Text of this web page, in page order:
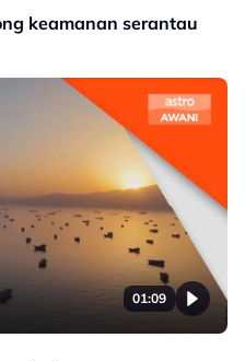
keamanan serantau
01:09